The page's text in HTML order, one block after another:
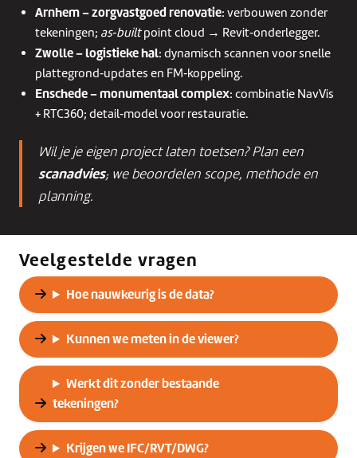
Arnhem – zorgvastgoed renovatie: verbouwen zonder
tekeningen; as‑builtpoint cloud → Revit‑onderlegger.
Zwolle – logistieke hal: dynamisch scannen voor snelle
plattegrond‑updates en FM‑koppeling.
Enschede – monumentaal complex: combinatie NavVis
+ RTC360; detail‑model voor restauratie.
Wil je je eigen project laten toetsen? Plan een
scanadvies; we beoordelen scope, methode en
planning.
Veelgestelde vragen
Hoe nauwkeurig is de data?
Kunnen we meten in de viewer?
Werkt dit zonder bestaande
tekeningen?
Krijgen we IFC/RVT/DWG?